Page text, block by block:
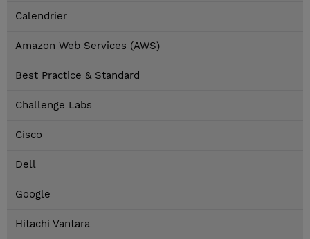
Calendrier
Amazon Web Services (AWS)
Best Practice & Standard
Challenge Labs
Cisco
Dell
Google
Hitachi Vantara